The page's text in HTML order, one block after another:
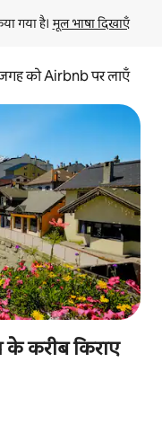
गया है। मूल भाषा दिखाएँ
को Airbnb पर लाएँ
के करीब किराए